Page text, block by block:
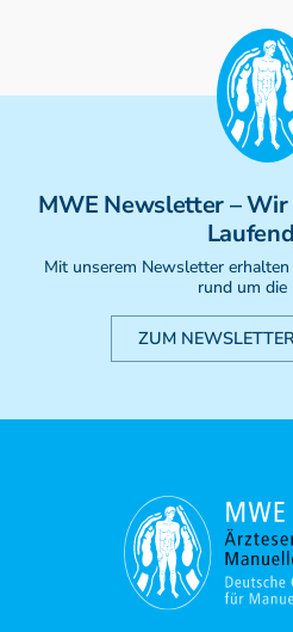
MWE Newsletter– Wir
Mit unserem Newsletter
rund um die
ZUM